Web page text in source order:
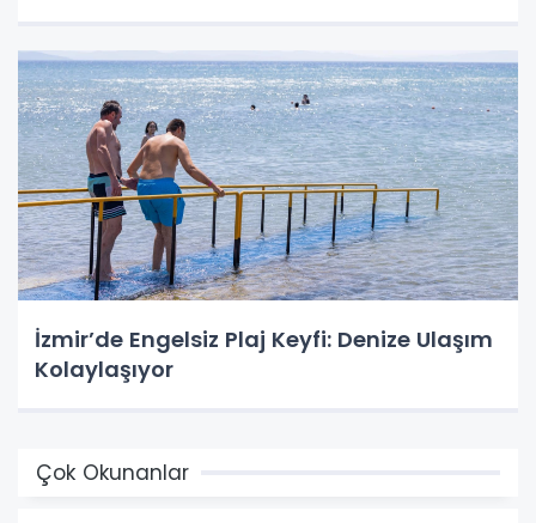
İzmir’de Engelsiz Plaj Keyfi: Denize Ulaşım
Kolaylaşıyor
Çok Okunanlar